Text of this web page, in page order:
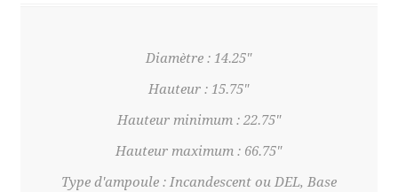
Diamètre : 14.25"
Hauteur : 15.75"
Hauteur minimum : 22.75"
Hauteur maximum : 66.75"
Type d'ampoule : Incandescent ou DEL, Base